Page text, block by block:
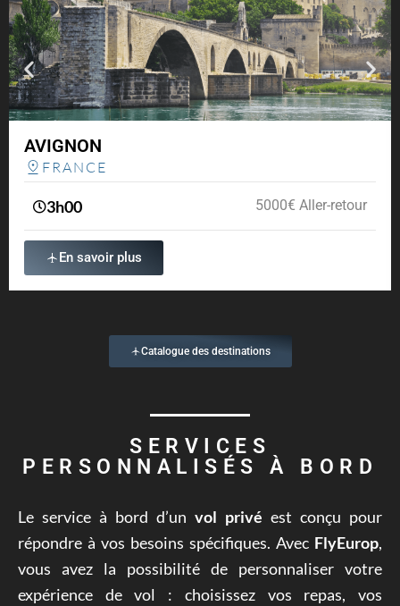
AVIGNON
FRANCE
3h00 5000€ Aller-retour
En savoir plus
Catalogue des destinations
SERVICES
PERSONNALISÉS À BORD
Le service à bord d’un vol privé est conçu pour
répondre à vos besoins spécifiques. Avec FlyEurop,
vous avez la possibilité de personnaliser votre
expérience de vol : choisissez vos repas, vos